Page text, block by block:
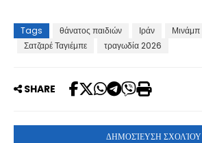
Tags θάνατος παιδιών Ιράν Μινάμπ
Σατζαρέ Ταγιέμπε
τραγωδία 2026
SHARE
ΔΗΜΟΣΊΕΥΣΗ ΣΧΟΛΊΟΥ